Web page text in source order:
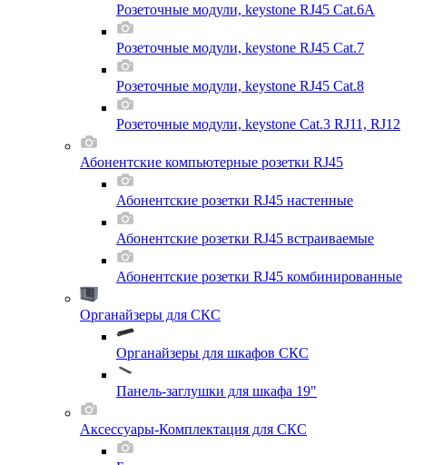
Розеточные модули, keystone RJ45 Cat.6A
Розеточные модули, keystone RJ45 Cat.7
Розеточные модули, keystone RJ45 Cat.8
Розеточные модули, keystone Cat.3 RJ11, RJ12
Абонентские компьютерные розетки RJ45
Абонентские розетки RJ45 настенные
Абонентские розетки RJ45 встраиваемые
Абонентские розетки RJ45 комбинированные
Органайзеры для СКС
Органайзеры для шкафов СКС
Панель-заглушки для шкафа 19"
Аксессуары-Комплектация для СКС